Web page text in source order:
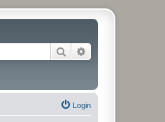
Cerca
Login